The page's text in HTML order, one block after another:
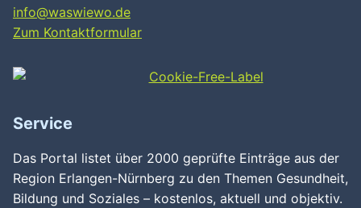
info@waswiewo.de
Zum Kontaktformular
Service
Das Portal listet über 2000 geprüfte Einträge aus der
Region Erlangen-Nürnberg zu den Themen Gesundheit,
Bildung und Soziales – kostenlos, aktuell und objektiv.